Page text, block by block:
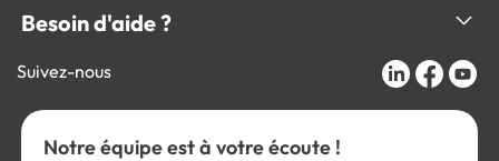
Besoin d'aide ?
Suivez-nous
Notre équipe est à votre écoute !